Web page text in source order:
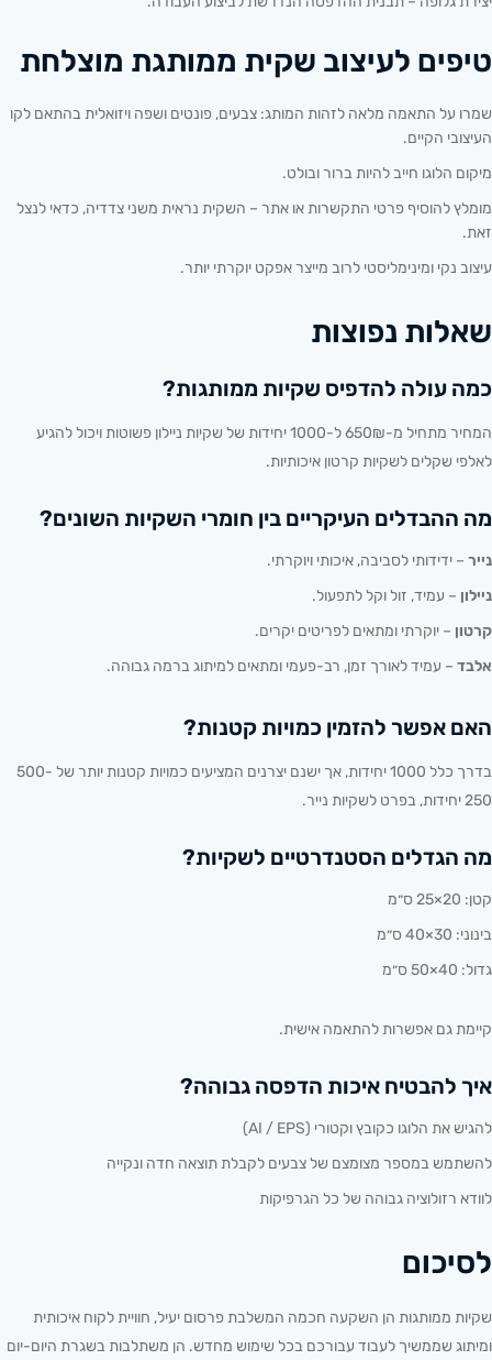
טיפים לעיצוב שקית ממותגת מוצלחת
שמרו על התאמה מלאה לזהות המותג: צבעים, פונטים ושפה ויזואלית בהתאם לקו
העיצובי הקיים.
מיקום הלוגו חייב להיות ברור ובולט.
מומלץ להוסיף פרטי התקשרות או אתר – השקית נראית משני צדדיה, כדאי לנצל
זאת.
עיצוב נקי ומינימליסטי לרוב מייצר אפקט יוקרתי יותר.
שאלות נפוצות
כמה עולה להדפיס שקיות ממותגות?
המחיר מתחיל מ-650₪ ל-1000 יחידות של שקיות ניילון פשוטות ויכול להגיע
לאלפי שקלים לשקיות קרטון איכותיות.
מה ההבדלים העיקריים בין חומרי השקיות השונים?
נייר – ידידותי לסביבה, איכותי ויוקרתי.
ניילון – עמיד, זול וקל לתפעול.
קרטון – יוקרתי ומתאים לפריטים יקרים.
אלבד – עמיד לאורך זמן, רב-פעמי ומתאים למיתוג ברמה גבוהה.
האם אפשר להזמין כמויות קטנות?
בדרך כלל 1000 יחידות, אך ישנם יצרנים המציעים כמויות קטנות יותר של 500-
250 יחידות, בפרט לשקיות נייר.
מה הגדלים הסטנדרטיים לשקיות?
קטן: 20×25 ס״מ
בינוני: 30×40 ס״מ
גדול: 40×50 ס״מ
קיימת גם אפשרות להתאמה אישית.
איך להבטיח איכות הדפסה גבוהה?
להגיש את הלוגו כקובץ וקטורי (AI / EPS)
להשתמש במספר מצומצם של צבעים לקבלת תוצאה חדה ונקייה
לוודא רזולוציה גבוהה של כל הגרפיקות
לסיכום
שקיות ממותגות הן השקעה חכמה המשלבת פרסום יעיל, חוויית לקוח איכותית
ומיתוג שממשיך לעבוד עבורכם בכל שימוש מחדש. הן משתלבות בשגרת היום-יום